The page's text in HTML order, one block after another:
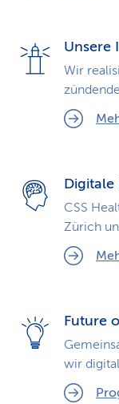
Unsere
Wir
Digitale
CSS
Zürich
Future
wir